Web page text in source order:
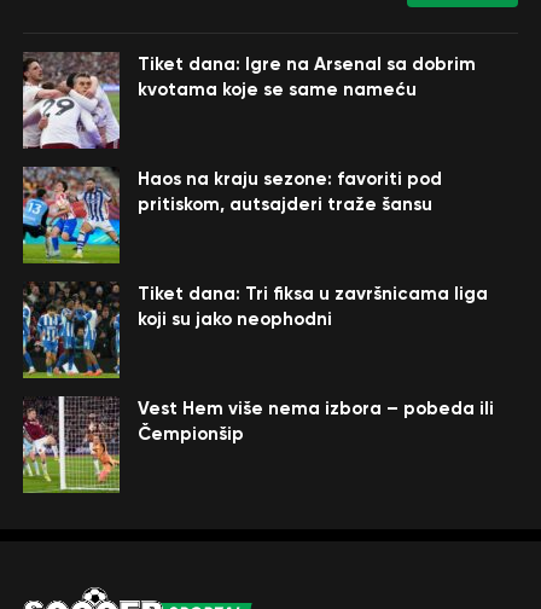
Tiket dana: Igre na Arsenal sa dobrim
kvotama koje se same nameću
Haos na kraju sezone: favoriti pod
pritiskom, autsajderi traže šansu
Tiket dana: Tri fiksa u završnicama liga
koji su jako neophodni
Vest Hem više nema izbora – pobeda ili
Čempionšip